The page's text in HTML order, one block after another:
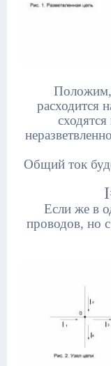
Положим,
расходится
Общий ток
Если же в
проводов, но